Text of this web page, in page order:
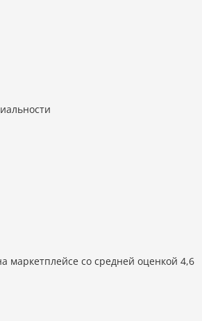
маркетплейсе со средней оценкой 4,6